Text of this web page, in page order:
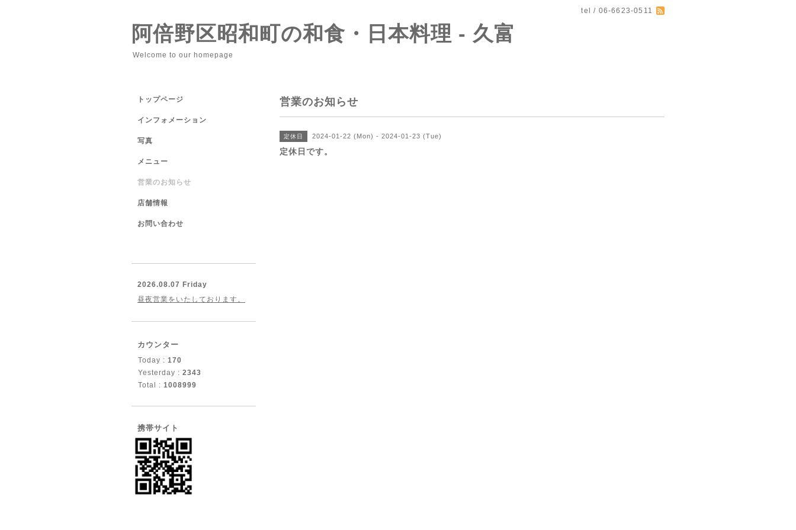
tel / 06-6623-0511
阿倍野区昭和町の和食・日本料理 - 久富
Welcome to our homepage
営業のお知らせ
定休日 2024-01-22 (Mon) - 2024-01-23 (Tue)
定休日です。
トップページ
インフォメーション
写真
メニュー
営業のお知らせ
店舗情報
お問い合わせ
2026.08.07 Friday
昼夜営業をいたしております。
カウンター
Today : 170
Yesterday : 2343
Total : 1008999
携帯サイト